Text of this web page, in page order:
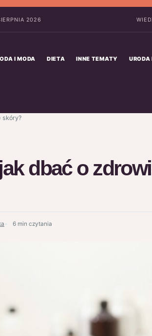
2026
I MODA DIETA INNE TEMATY URODA
skóry?
dbać o
6 min czytania